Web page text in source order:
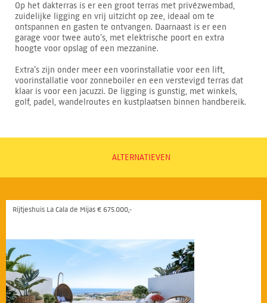
Op het dakterras is er een groot terras met privézwembad,
zuidelijke ligging en vrij uitzicht op zee, ideaal om te
ontspannen en gasten te ontvangen. Daarnaast is er een
garage voor twee auto’s, met elektrische poort en extra
hoogte voor opslag of een mezzanine.
Extra’s zijn onder meer een voorinstallatie voor een lift,
voorinstallatie voor zonneboiler en een verstevigd terras dat
klaar is voor een jacuzzi. De ligging is gunstig, met winkels,
golf, padel, wandelroutes en kustplaatsen binnen handbereik.
ALTERNATIEVEN
Rijtjeshuis La Cala de Mijas € 675.000,-